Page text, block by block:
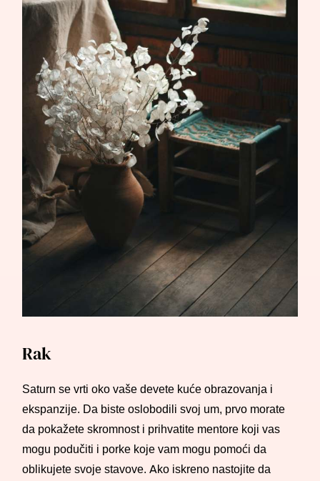
Rak
Saturn se vrti oko vaše devete kuće obrazovanja i
ekspanzije. Da biste oslobodili svoj um, prvo morate
da pokažete skromnost i prihvatite mentore koji vas
mogu podučiti i porke koje vam mogu pomoći da
oblikujete svoje stavove. Ako iskreno nastojite da